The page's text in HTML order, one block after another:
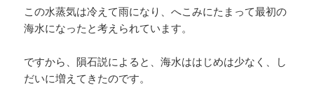
この水蒸気は冷えて雨になり、へこみにたまって最初の
海水になったと考えられています。
ですから、隕石説によると、海水ははじめは少なく、し
だいに増えてきたのです。